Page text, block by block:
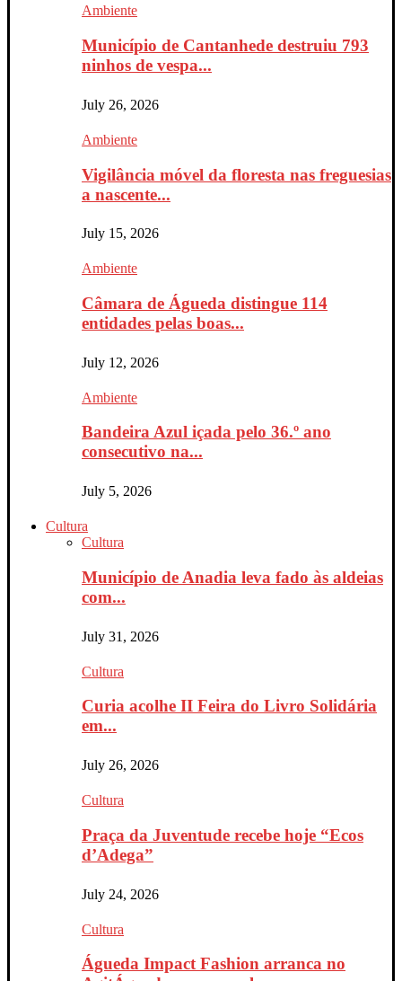
Ambiente
Município de Cantanhede destruiu 793
ninhos de vespa...
July 26, 2026
Ambiente
Vigilância móvel da floresta nas freguesias
a nascente...
July 15, 2026
Ambiente
Câmara de Águeda distingue 114
entidades pelas boas...
July 12, 2026
Ambiente
Bandeira Azul içada pelo 36.º ano
consecutivo na...
July 5, 2026
Cultura
Cultura
Município de Anadia leva fado às aldeias
com...
July 31, 2026
Cultura
Curia acolhe II Feira do Livro Solidária
em...
July 26, 2026
Cultura
Praça da Juventude recebe hoje “Ecos
d’Adega”
July 24, 2026
Cultura
Águeda Impact Fashion arranca no